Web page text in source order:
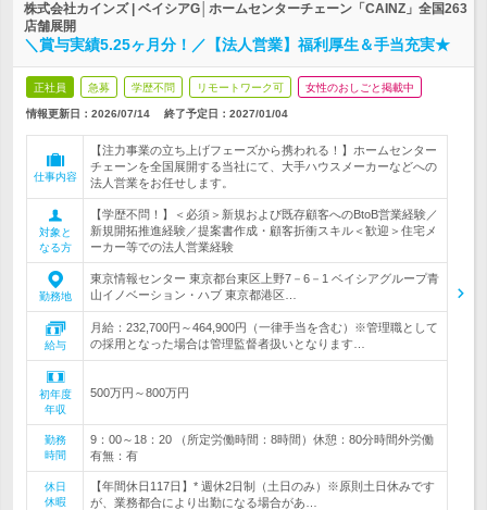
株式会社カインズ | ベイシアG│ホームセンターチェーン「CAINZ」全国263
店舗展開
＼賞与実績5.25ヶ月分！／【法人営業】福利厚生＆手当充実★
正社員 急募 学歴不問 リモートワーク可 女性のおしごと掲載中
情報更新日：2026/07/14 終了予定日： 2027/01/04
仕事内容
【注力事業の立ち上げフェーズから携われる！】ホームセンター
チェーンを全国展開する当社にて、大手ハウスメーカーなどへの
法人営業をお任せします。
対象と
なる方
【学歴不問！】＜必須＞新規および既存顧客へのBtoB営業経験／
新規開拓推進経験／提案書作成・顧客折衝スキル＜歓迎＞住宅メ
ーカー等での法人営業経験
勤務地
東京情報センター 東京都台東区上野7－6－1 ベイシアグループ青
山イノベーション・ハブ 東京都港区…
給与
月給：232,700円～464,900円（一律手当を含む）※管理職として
の採用となった場合は管理監督者扱いとなります…
初年度
年収
500万円～800万円
勤務
時間
9：00～18：20 （所定労働時間：8時間）休憩：80分時間外労働
有無：有
休日
休暇
【年間休日117日】* 週休2日制（土日のみ）※原則土日休みです
が、業務都合により出勤になる場合があ…